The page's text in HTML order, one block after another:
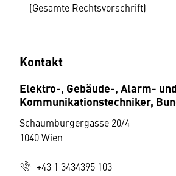
(Gesamte Rechtsvorschrift)
Kontakt
Elektro-, Gebäude-, Alarm- und
Kommunikationstechniker,
Schaumburgergasse 20/4
1040 Wien
+43 1 3434395 103